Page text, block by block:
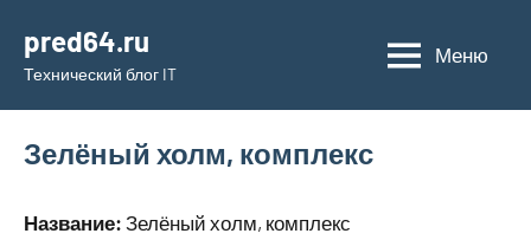
содержимому
pred64.ru
Технический блог IT
Меню
Зелёный холм, комплекс
Название: Зелёный холм, комплекс